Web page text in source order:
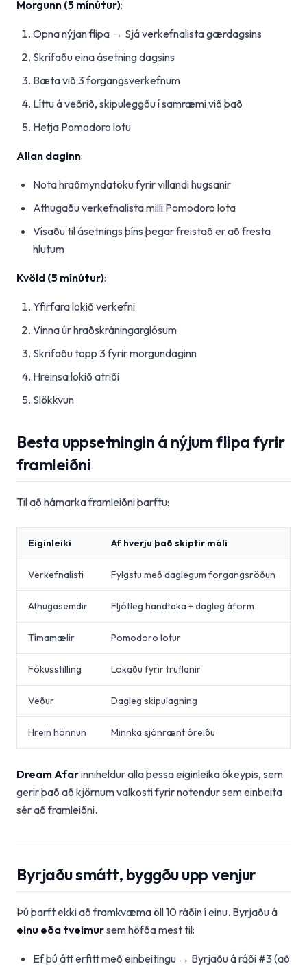
Morgunn (5 mínútur):
Opna nýjan flipa → Sjá verkefnalista gærdagsins
Skrifaðu eina ásetning dagsins
Bæta við 3 forgangsverkefnum
Líttu á veðrið, skipuleggðu í samræmi við það
Hefja Pomodoro lotu
Allan daginn:
Nota hraðmyndatöku fyrir villandi hugsanir
Athugaðu verkefnalista milli Pomodoro lota
Vísaðu til ásetnings þíns þegar freistað er að fresta
hlutum
Kvöld (5 mínútur):
Yfirfara lokið verkefni
Vinna úr hraðskráningarglósum
Skrifaðu topp 3 fyrir morgundaginn
Hreinsa lokið atriði
Slökkvun
Besta uppsetningin á nýjum flipa fyrir
framleiðni
Til að hámarka framleiðni þarftu:
Eiginleiki Af hverju það skiptir máli
Verkefnalisti Fylgstu með daglegum forgangsröðun
Athugasemdir Fljótleg handtaka + dagleg áform
Tímamælir Pomodoro lotur
Fókusstilling Lokaðu fyrir truflanir
Veður Dagleg skipulagning
Hrein hönnun Minnka sjónrænt óreiðu
Dream Afarinniheldur alla þessa eiginleika ókeypis, sem
gerir það að kjörnum valkosti fyrir notendur sem einbeita
sér að framleiðni.
Byrjaðu smátt, byggðu upp venjur
Þú þarft ekki að framkvæma öll 10 ráðin í einu. Byrjaðu á
einu eða tveimursem höfða mest til:
Ef þú átt erfitt með einbeitingu → Byrjaðu á ráði #3 (að